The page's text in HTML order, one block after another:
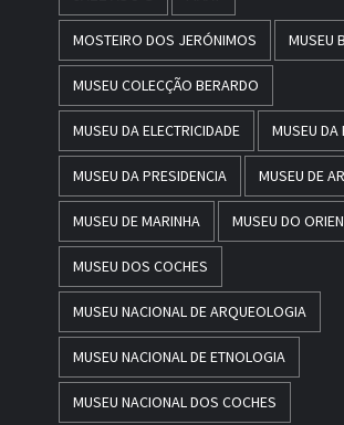
MOSTEIRO DOS JERÓNIMOS MUSEU
MUSEU COLECÇÃO BERARDO
MUSEU DA ELECTRICIDADE MUSEU DA
MUSEU DA PRESIDENCIA MUSEU DE
MUSEU DE MARINHA MUSEU DO
MUSEU DOS COCHES
MUSEU NACIONAL DE ARQUEOLOGIA
MUSEU NACIONAL DE ETNOLOGIA
MUSEU NACIONAL DOS COCHES